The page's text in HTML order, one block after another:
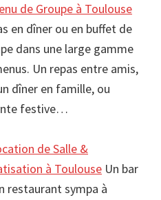
de Groupe à Toulouse
en dîner ou en buffet de
dans une large gamme
Un repas entre amis,
dîner en famille, ou
festive…
de Salle &
à Toulouse Un bar
restaurant sympa à